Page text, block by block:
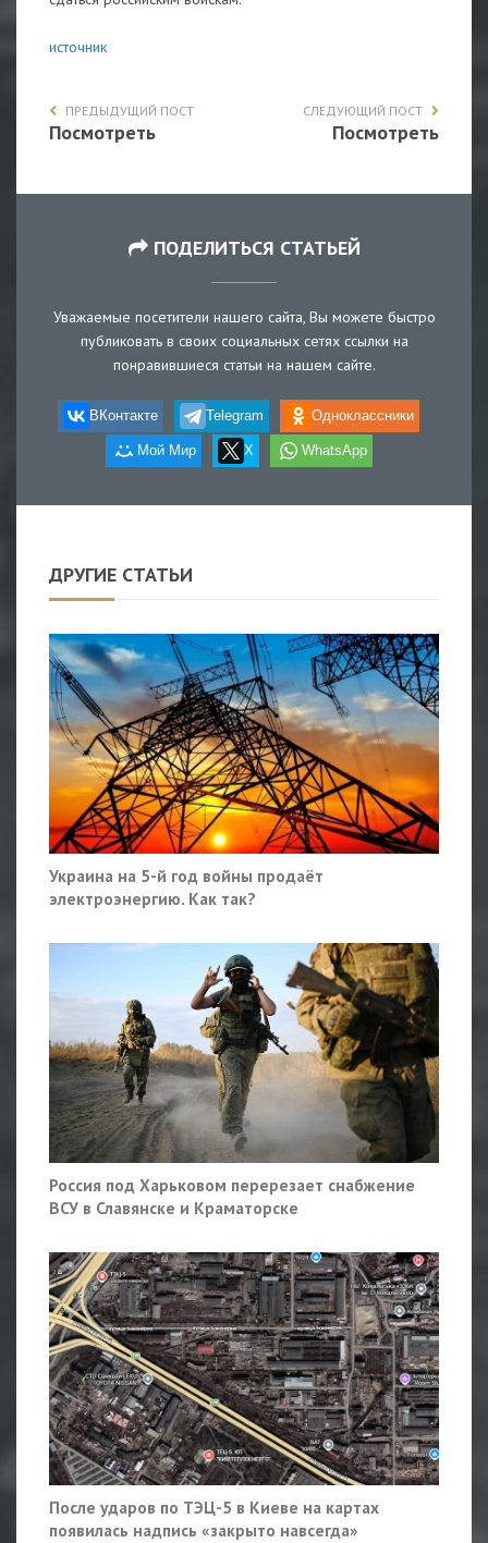
источник
ПРЕДЫДУЩИЙ ПОСТ
Посмотреть
СЛЕДУЮЩИЙ ПОСТ
Посмотреть
ПОДЕЛИТЬСЯ СТАТЬЕЙ
Уважаемые посетители нашего сайта, Вы можете быстро
публиковать в своих социальных сетях ссылки на
понравившиеся статьи на нашем сайте.
ВКонтакте Telegram Одноклассники
Мой Мир X WhatsApp
ДРУГИЕ СТАТЬИ
Украина на 5-й год войны продаёт
электроэнергию. Как так?
Россия под Харьковом перерезает снабжение
ВСУ в Славянске и Краматорске
После ударов по ТЭЦ-5 в Киеве на картах
появилась надпись «закрыто навсегда»